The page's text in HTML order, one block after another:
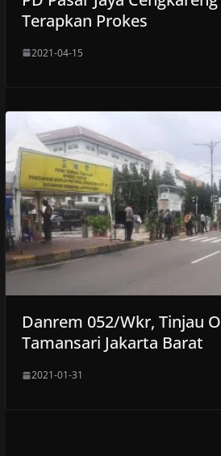
Terapkan Prokes
2021-04-15
Danrem 052/Wkr, Tinjau
Tamansari Jakarta Barat
2021-01-31